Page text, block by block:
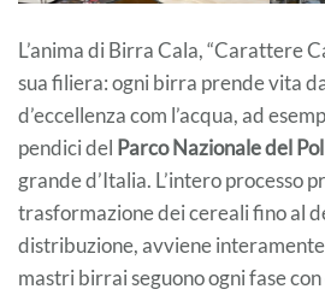
L’anima di Birra Cala, “Carattere
sua filiera: ogni birra prende vita
d’eccellenza com l’acqua, ad
pendici del Parco Nazionale del
grande d’Italia. L’intero processo
trasformazione dei cereali fino al
distribuzione, avviene
mastri birrai seguono ogni fase